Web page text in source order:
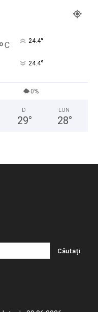
°C 24.4°
24.4°
0%
D
29°
LUN
28°